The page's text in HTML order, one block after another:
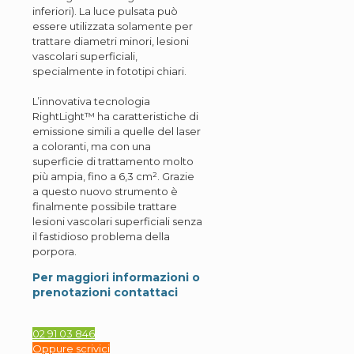
inferiori). La luce pulsata può
essere utilizzata solamente per
trattare diametri minori, lesioni
vascolari superficiali,
specialmente in fototipi chiari.
L’innovativa tecnologia
RightLight™ ha caratteristiche di
emissione simili a quelle del laser
a coloranti, ma con una
superficie di trattamento molto
più ampia, fino a 6,3 cm². Grazie
a questo nuovo strumento è
finalmente possibile trattare
lesioni vascolari superficiali senza
il fastidioso problema della
porpora.
Per maggiori informazioni o
prenotazioni contattaci
02 91 03 846
Oppure scrivici